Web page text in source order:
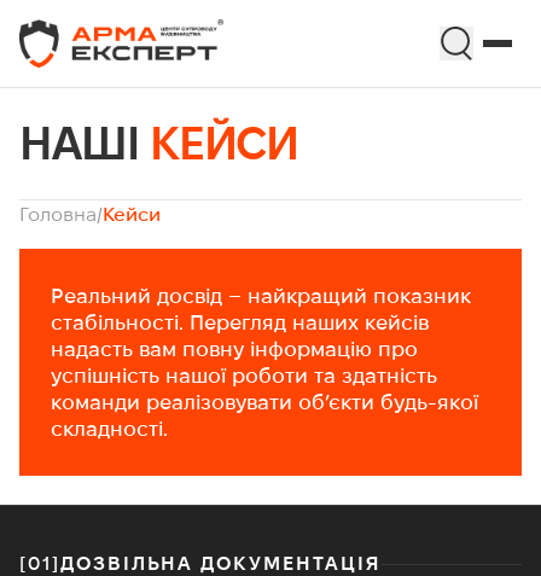
НАШІ КЕЙСИ
Головна/Кейси
Реальний досвід – найкращий показник
стабільності. Перегляд наших кейсів
надасть вам повну інформацію про
успішність нашої роботи та здатність
команди реалізовувати об’єкти будь-якої
складності.
[01]ДОЗВІЛЬНА ДОКУМЕНТАЦІЯ